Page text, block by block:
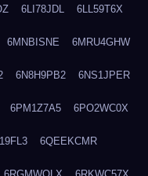
6LI78JDL 6LL59T6X
6MNBISNE 6MRU4GHW
6N8H9PB2 6NS1JPER
6PM1Z7A5 6PO2WC0X
6QEEKCMR